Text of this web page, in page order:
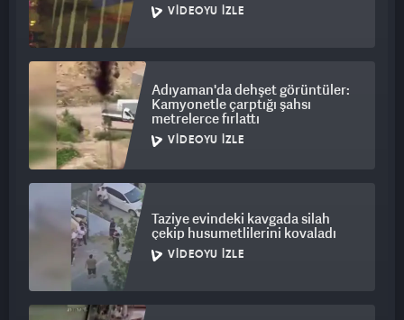
VIDEOYU İZLE
Adıyaman'da dehşet görüntüler:
Kamyonetle çarptığı şahsı
metrelerce fırlattı
VIDEOYU İZLE
Taziye evindeki kavgada silah
çekip husumetlilerini kovaladı
VIDEOYU İZLE